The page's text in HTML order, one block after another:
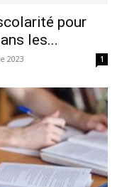
pour
les...
2023 1